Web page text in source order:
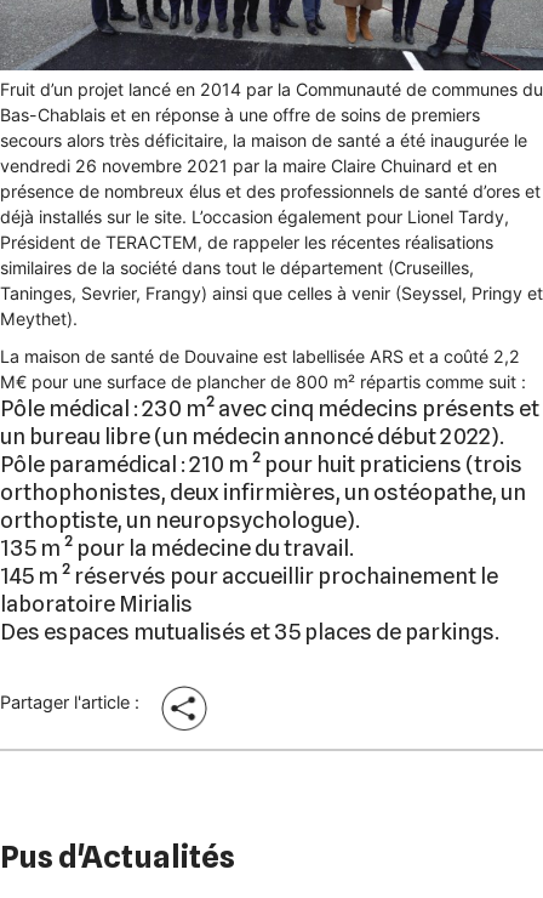
Fruit d’un projet lancé en 2014 par la Communauté de communes du
Bas-Chablais et en réponse à une offre de soins de premiers
secours alors très déficitaire, la maison de santé a été inaugurée le
vendredi 26 novembre 2021 par la maire Claire Chuinard et en
présence de nombreux élus et des professionnels de santé d’ores et
déjà installés sur le site. L’occasion également pour Lionel Tardy,
Président de TERACTEM, de rappeler les récentes réalisations
similaires de la société dans tout le département (Cruseilles,
Taninges, Sevrier, Frangy) ainsi que celles à venir (Seyssel, Pringy et
Meythet).
La maison de santé de Douvaine est labellisée ARS et a coûté 2,2
M€ pour une surface de plancher de 800 m² répartis comme suit :
Pôle médical : 230 m² avec cinq médecins présents et
un bureau libre (un médecin annoncé début 2022).
Pôle paramédical : 210 m ² pour huit praticiens (trois
orthophonistes, deux infirmières, un ostéopathe, un
orthoptiste, un neuropsychologue).
135 m ² pour la médecine du travail.
145 m ² réservés pour accueillir prochainement le
laboratoire Mirialis
Des espaces mutualisés et 35 places de parkings.
Partager l'article :
Pus d'Actualités